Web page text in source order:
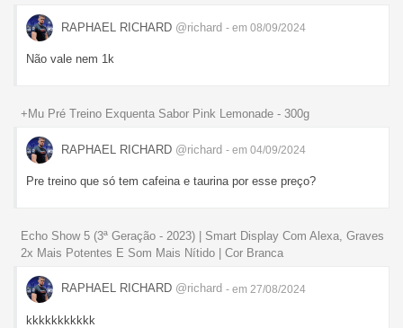
RAPHAEL RICHARD @richard - em 08/09/2024
Não vale nem 1k
+Mu Pré Treino Exquenta Sabor Pink Lemonade - 300g
RAPHAEL RICHARD @richard - em 04/09/2024
Pre treino que só tem cafeina e taurina por esse preço?
Echo Show 5 (3ª Geração - 2023) | Smart Display Com Alexa, Graves
2x Mais Potentes E Som Mais Nítido | Cor Branca
RAPHAEL RICHARD @richard - em 27/08/2024
kkkkkkkkkkk